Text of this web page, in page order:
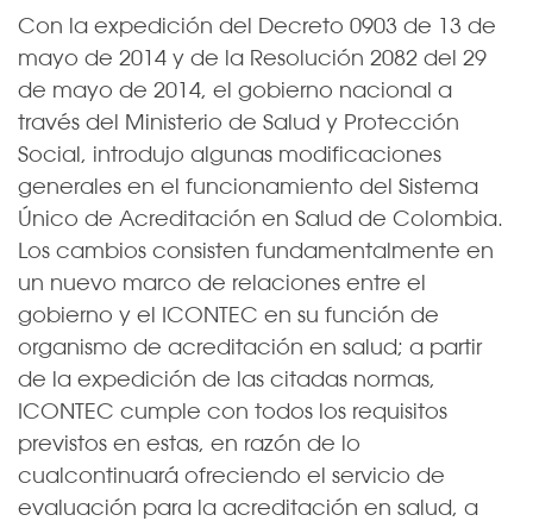
Con la expedición del Decreto 0903 de 13 de
mayo de 2014 y de la Resolución 2082 del 29
de mayo de 2014, el gobierno nacional a
través del Ministerio de Salud y Protección
Social, introdujo algunas modificaciones
generales en el funcionamiento del Sistema
Único de Acreditación en Salud de Colombia.
Los cambios consisten fundamentalmente en
un nuevo marco de relaciones entre el
gobierno y el ICONTEC en su función de
organismo de acreditación en salud; a partir
de la expedición de las citadas normas,
ICONTEC cumple con todos los requisitos
previstos en estas, en razón de lo
cualcontinuará ofreciendo el servicio de
evaluación para la acreditación en salud, a